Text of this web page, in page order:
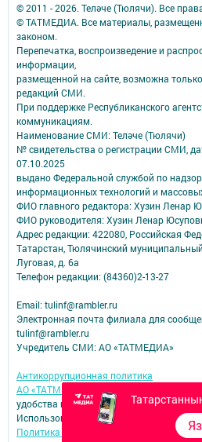
© 2011 - 2026. Теләче (Тюлячи). Все
© ТАТМЕДИА. Все материалы,
законом.
Перепечатка, воспроизведение и
информации,
размещенной на сайте, возможна
редакций СМИ.
При поддержке Республиканского
коммуникациям.
Наименование СМИ: Теләче (Тюлячи)
№ свидетельства о регистрации СМИ,
07.10.2025
выдано Федеральной службой по
информационных технологий и
ФИО главного редактора: Хузин Ленар
ФИО руководителя: Хузин Ленар
Адрес редакции: 422080, Российская
Татарстан, Тюлячинский
Луговая, д. 6а
Телефон редакции: (84360)2-⁠13-⁠27
Email: tulinf@rambler.ru
Электронная почта филиала для
tulinf@rambler.ru
Учредитель СМИ: АО «ТАТМЕДИА»
Антикоррупционная политика
АО «ТАТМЕДИА» использует «cookie»
удобства пользователей сайтом.
Использование «cookie» можно отменить
Политика конфиденциальности